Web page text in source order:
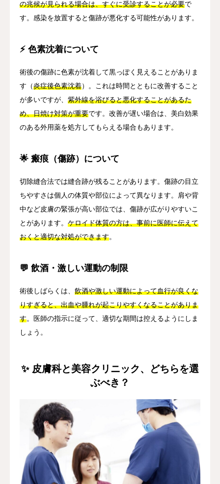
の兆候が見られる場合は、すぐに受診することが必要で
す。感染を放置すると傷跡が悪化する可能性があります。
⚡ 色素沈着について
術後の傷跡に色素が沈着して黒っぽく見えることがありま
す（炎症後色素沈着）。これは時間とともに改善すること
が多いですが、 紫外線を浴びると悪化することがあるた
め、日焼け対策が重要です。改善が遅い場合は、美白効果
のある外用薬を処方してもらえる場合もあります。
🌟 瘢痕（傷跡）について
切除縫合法では縫合跡が残ることがあります。傷跡の目立
ちやすさは個人の体質や部位によって異なります。肩や背
中など皮膚の緊張が高い部位では、傷跡が広がりやすいこ
とがあります。 ケロイド体質の方は、事前に医師に伝えて
おくと適切な対処ができます。
💬 飲酒・激しい運動の制限
術後しばらくは、 飲酒や激しい運動によって血行が良くな
りすぎると、出血や腫れが起こりやすくなることがありま
す。医師の指示に従って、適切な期間は控えるようにしま
しょう。
✨ 皮膚科と美容クリニック、どちらを選
ぶべき？